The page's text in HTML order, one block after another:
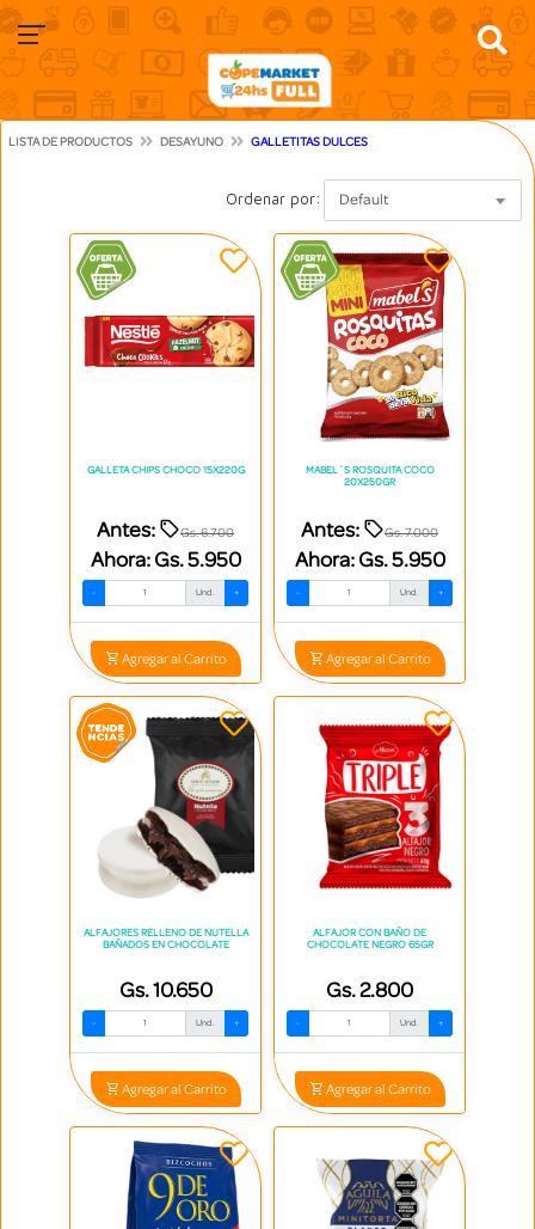
LISTA DE PRODUCTOS DESAYUNO GALLETITAS DULCES
Ordenar por: Default
GALLETA CHIPS CHOCO 15X220G
Antes: Gs. 6.700
Ahora: Gs. 5.950
- Und. +
Agregar al Carrito
MABEL´S ROSQUITA COCO
20X250GR
Antes: Gs. 7.000
Ahora: Gs. 5.950
- Und. +
Agregar al Carrito
ALFAJORES RELLENO DE NUTELLA
BAÑADOS EN CHOCOLATE
Gs. 10.650
- Und. +
Agregar al Carrito
ALFAJOR CON BAÑO DE
CHOCOLATE NEGRO 65GR
Gs. 2.800
- Und. +
Agregar al Carrito